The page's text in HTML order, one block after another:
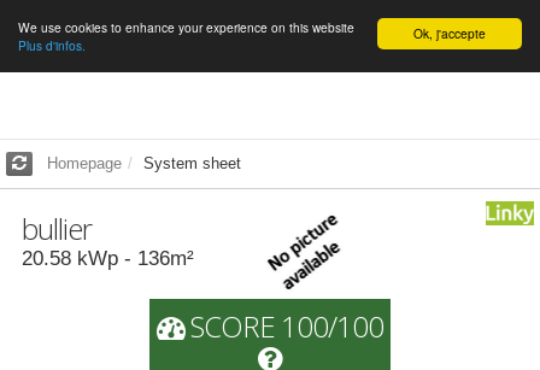
English Ok, j'accepte
We use cookies to enhance your experience on this website
Plus d'infos.
Homepage System sheet
bullier
20.58 kWp - 136m²
SCORE 100/100